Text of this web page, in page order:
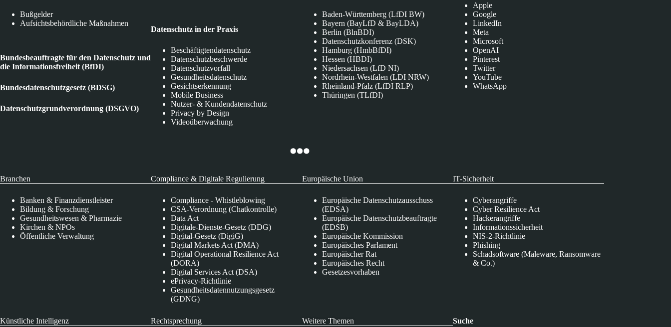
Bußgelder
Aufsichtsbehördliche Maßnahmen
Bundesbeauftragte für den Datenschutz und
die Informationsfreiheit (BfDI)
Bundesdatenschutzgesetz (BDSG)
Datenschutzgrundverordnung (DSGVO)
Datenschutz in der Praxis
Beschäftigtendatenschutz
Datenschutzbeschwerde
Datenschutzvorfall
Gesundheitsdatenschutz
Gesichtserkennung
Mobile Business
Nutzer- & Kundendatenschutz
Privacy by Design
Videoüberwachung
Baden-Württemberg (LfDI BW)
Bayern (BayLfD & BayLDA)
Berlin (BlnBDI)
Datenschutzkonferenz (DSK)
Hamburg (HmbBfDI)
Hessen (HBDI)
Niedersachsen (LfD NI)
Nordrhein-Westfalen (LDI NRW)
Rheinland-Pfalz (LfDI RLP)
Thüringen (TLfDI)
Apple
Google
LinkedIn
Meta
Microsoft
OpenAI
Pinterest
Twitter
YouTube
WhatsApp
Branchen
Banken & Finanzdienstleister
Bildung & Forschung
Gesundheitswesen & Pharmazie
Kirchen & NPOs
Öffentliche Verwaltung
Compliance & Digitale Regulierung
Compliance - Whistleblowing
CSA-Verordnung (Chatkontrolle)
Data Act
Digitale-Dienste-Gesetz (DDG)
Digital-Gesetz (DigiG)
Digital Markets Act (DMA)
Digital Operational Resilience Act
(DORA)
Digital Services Act (DSA)
ePrivacy-Richtlinie
Gesundheitsdatennutzungsgesetz
(GDNG)
Europäische Union
Europäische Datenschutzausschuss
(EDSA)
Europäische Datenschutzbeauftragte
(EDSB)
Europäische Kommission
Europäisches Parlament
Europäischer Rat
Europäisches Recht
Gesetzesvorhaben
IT-Sicherheit
Cyberangriffe
Cyber Resilience Act
Hackerangriffe
Informationssicherheit
NIS-2-Richtlinie
Phishing
Schadsoftware (Maleware, Ransomware
& Co.)
Künstliche Intelligenz Rechtsprechung Weitere Themen Suche